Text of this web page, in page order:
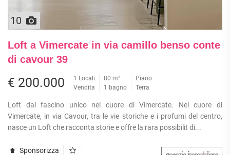
10
Loft a Vimercate in via camillo benso conte
di cavour 39
€ 200.000
1 Locali
Vendita
80 m²
1 bagno
Piano
Terra
Loft dal fascino unico nel cuore di Vimercate. Nel cuore di
Vimercate, in via Cavour, tra le vie storiche e i profumi del centro,
nasce un Loft che racconta storie e offre la rara possibilit di...
Sponsorizza